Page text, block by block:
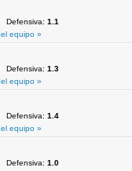
Defensiva: 1.1
equipo »
Defensiva: 1.3
equipo »
Defensiva: 1.4
equipo »
Defensiva: 1.0